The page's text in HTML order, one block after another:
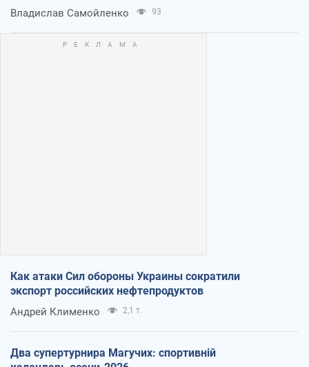
Владислав Самойленко 93
Как атаки Сил обороны Украины сократили
экспорт российских нефтепродуктов
Андрей Клименко 2,1 т.
Два супертурнира Магучих: спортивній